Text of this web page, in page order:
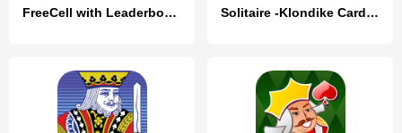
FreeCell with Leaderboards Solitaire -Klondike Card Games